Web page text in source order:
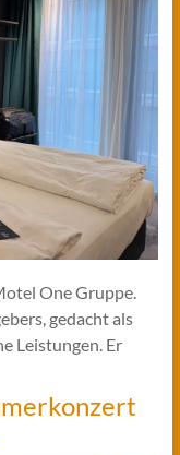
One Gruppe.
gedacht als
Leistungen. Er